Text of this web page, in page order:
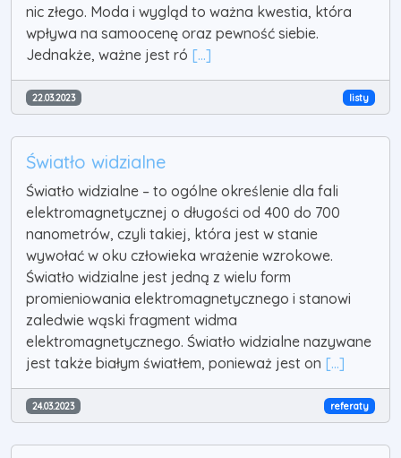
nic złego. Moda i wygląd to ważna kwestia, która
wpływa na samoocenę oraz pewność siebie.
Jednakże, ważne jest ró [...]
22.03.2023 listy
Światło widzialne
Światło widzialne – to ogólne określenie dla fali
elektromagnetycznej o długości od 400 do 700
nanometrów, czyli takiej, która jest w stanie
wywołać w oku człowieka wrażenie wzrokowe.
Światło widzialne jest jedną z wielu form
promieniowania elektromagnetycznego i stanowi
zaledwie wąski fragment widma
elektromagnetycznego. Światło widzialne nazywane
jest także białym światłem, ponieważ jest on [...]
24.03.2023 referaty